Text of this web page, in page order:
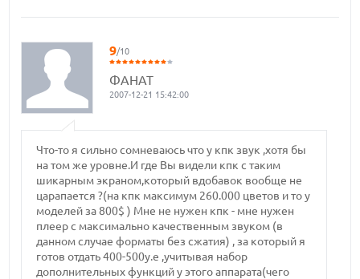
9/10
ФАНАТ
2007-12-21 15:42:00
Что-то я сильно сомневаюсь что у кпк звук ,хотя бы
на том же уровне.И где Вы видели кпк с таким
шикарным экраном,который вдобавок вообще не
царапается ?(на кпк максимум 260.000 цветов и то у
моделей за 800$ ) Мне не нужен кпк - мне нужен
плеер с максимально качественным звуком (в
данном случае форматы без сжатия) , за который я
готов отдать 400-500у.е ,учитывая набор
дополнительных функций у этого аппарата(чего